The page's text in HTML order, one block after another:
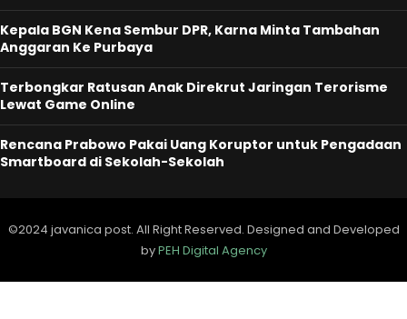
Kepala BGN Kena Sembur DPR, Karna Minta Tambahan
Anggaran Ke Purbaya
Terbongkar Ratusan Anak Direkrut Jaringan Terorisme
Lewat Game Online
Rencana Prabowo Pakai Uang Koruptor untuk Pengadaan
Smartboard di Sekolah-Sekolah
©2024 javanica post. All Right Reserved. Designed and Developed
byPEH Digital Agency